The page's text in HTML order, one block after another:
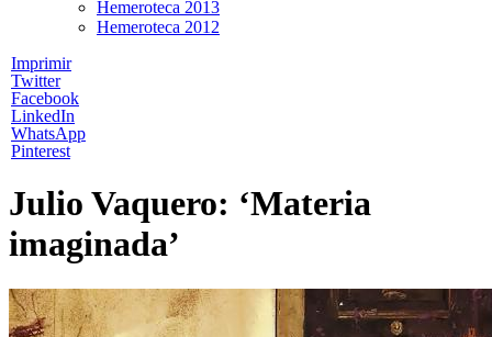
Hemeroteca 2013
Hemeroteca 2012
Imprimir
Twitter
Facebook
LinkedIn
WhatsApp
Pinterest
Julio Vaquero: ‘Materia
imaginada’